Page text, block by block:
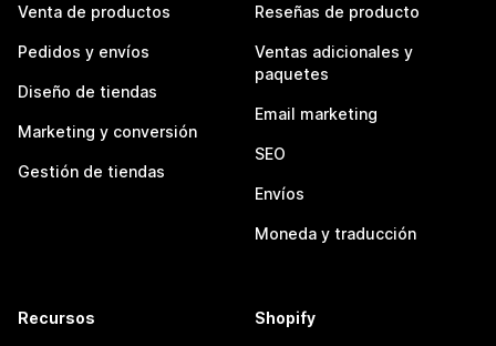
Venta de productos
Pedidos y envíos
Diseño de tiendas
Marketing y conversión
Gestión de tiendas
Reseñas de producto
Ventas adicionales y
paquetes
Email marketing
SEO
Envíos
Moneda y traducción
Recursos Shopify